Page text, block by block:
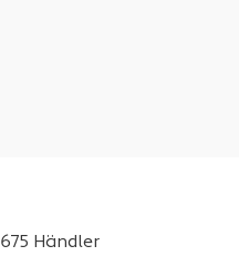
675 Händler